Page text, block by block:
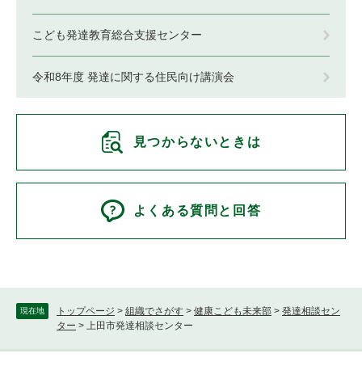
現在地 トップページ > 組織でさがす > 健康こども未来部 > 発達相談セン
ター > 上田市発達相談センター
こども発達教育総合支援センター
令和8年度 発達に関する住民向け講演会
見つからないときは
よくある質問と回答